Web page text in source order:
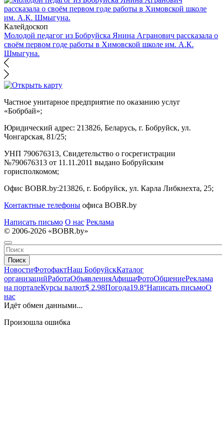
Калейдоскоп
Молодой педагог из Бобруйска Янина Агранович рассказала о
своём первом годе работы в Химовской школе им. А.К.
Шмыгуна.
Частное унитарное предприятие по оказанию услуг
«Бобрбай»;
Юридический адрес: 213826, Беларусь, г. Бобруйск, ул.
Чонгарская, 81/25;
УНП 790676313, Свидетельство о госрегистрации
№790676313 от 11.11.2011 выдано Бобруйским
горисполкомом;
Офис BOBR.by:213826, г. Бобруйск, ул. Карла Либкнехта, 25;
Контактные телефоны офиса BOBR.by
Написать письмо О нас Реклама
© 2006-2026 «BOBR.by»
Поиск
НовостиФотофактНаш БобруйскКаталог
организацийРаботаОбъявленияАфишаФотоОбщениеРеклама
на порталеКурсы валют$ 2.98Погода19.8°Написать письмоО
нас
Идёт обмен данными...
Произошла ошибка